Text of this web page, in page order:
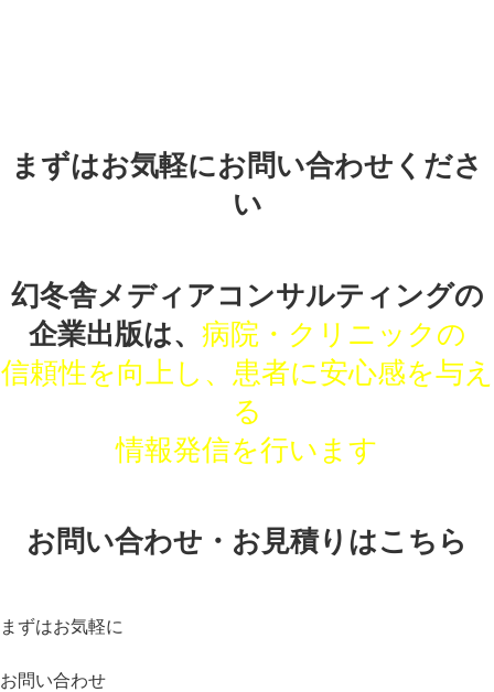
まずはお気軽にお問い合わせくださ
い
幻冬舎メディアコンサルティングの
企業出版は、 病院・クリニックの
信頼性を向上し、患者に安心感を与え
る
情報発信を行います
お問い合わせ・お見積りはこちら
まずはお気軽に
お問い合わせ